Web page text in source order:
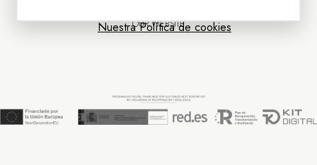
OUR WEBSITE
Nuestra Política de cookies